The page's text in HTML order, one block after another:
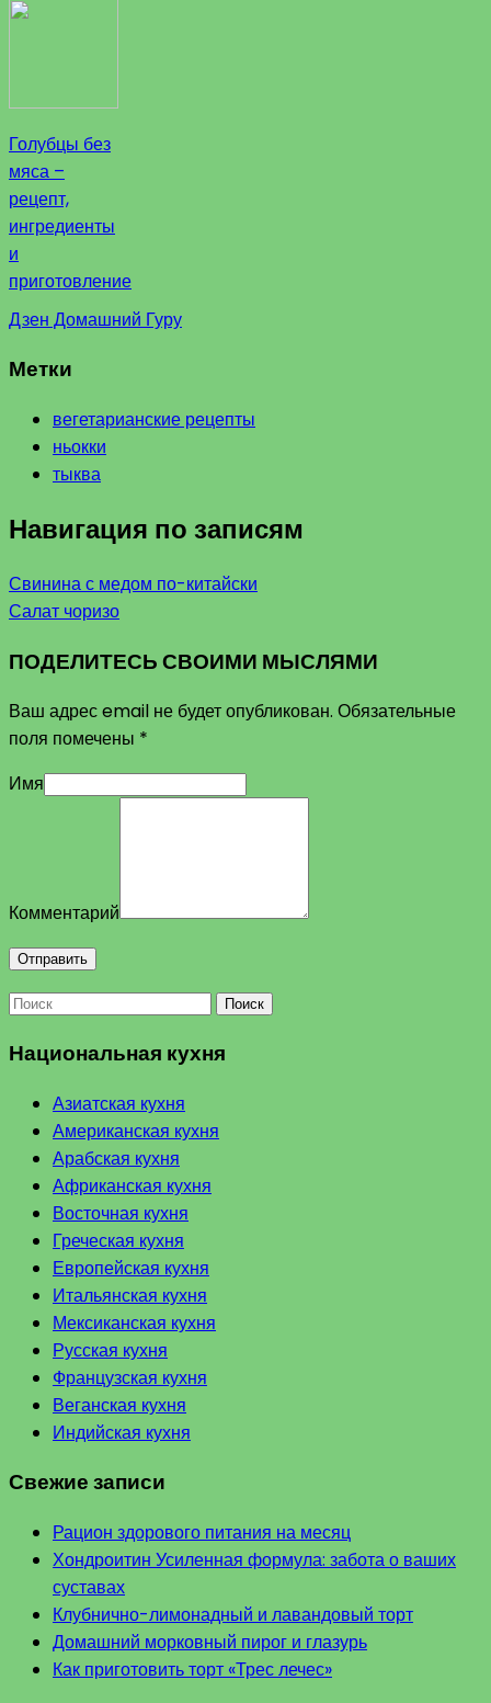
Голубцы без
мяса –
рецепт,
ингредиенты
и
приготовление
Дзен Домашний Гуру
Метки
вегетарианские рецепты
ньокки
тыква
Навигация по записям
Свинина с медом по-китайски
Салат чоризо
ПОДЕЛИТЕСЬ СВОИМИ МЫСЛЯМИ
Ваш адрес email не будет опубликован. Обязательные
поля помечены *
Имя
Комментарий
Поиск
Национальная кухня
Азиатская кухня
Американская кухня
Арабская кухня
Африканская кухня
Восточная кухня
Греческая кухня
Европейская кухня
Итальянская кухня
Мексиканская кухня
Русская кухня
Французская кухня
Веганская кухня
Индийская кухня
Свежие записи
Рацион здорового питания на месяц
Хондроитин Усиленная формула: забота о ваших
суставах
Клубнично-лимонадный и лавандовый торт
Домашний морковный пирог и глазурь
Как приготовить торт «Трес лечес»